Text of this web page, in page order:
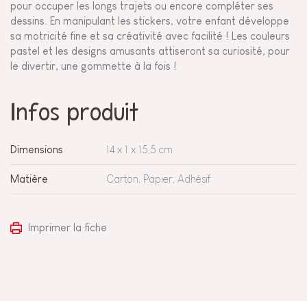
pour occuper les longs trajets ou encore compléter ses
dessins. En manipulant les stickers, votre enfant développe
sa motricité fine et sa créativité avec facilité ! Les couleurs
pastel et les designs amusants attiseront sa curiosité, pour
le divertir, une gommette à la fois !
Infos produit
Dimensions 14 x 1 x 15,5 cm
Matière Carton, Papier, Adhésif
Imprimer la fiche